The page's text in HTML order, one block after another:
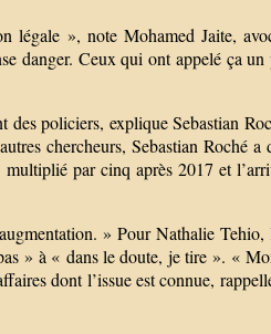
légale », note Mohamed Jaite,
danger. Ceux qui ont appelé ça un
policiers, explique Sebastian
chercheurs, Sebastian Roché a
par cinq après 2017 et
» Pour Nathalie
» à « dans le doute, je tire ». «
dont l’issue est connue,